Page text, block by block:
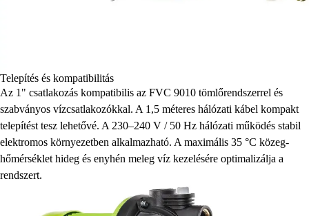
Telepítés és kompatibilitás
Az 1" csatlakozás kompatibilis az FVC 9010 tömlőrendszerrel és
szabványos vízcsatlakozókkal. A 1,5 méteres hálózati kábel kompakt
telepítést tesz lehetővé. A 230–240 V / 50 Hz hálózati működés stabil
elektromos környezetben alkalmazható. A maximális 35 °C közeg-
hőmérséklet hideg és enyhén meleg víz kezelésére optimalizálja a
rendszert.